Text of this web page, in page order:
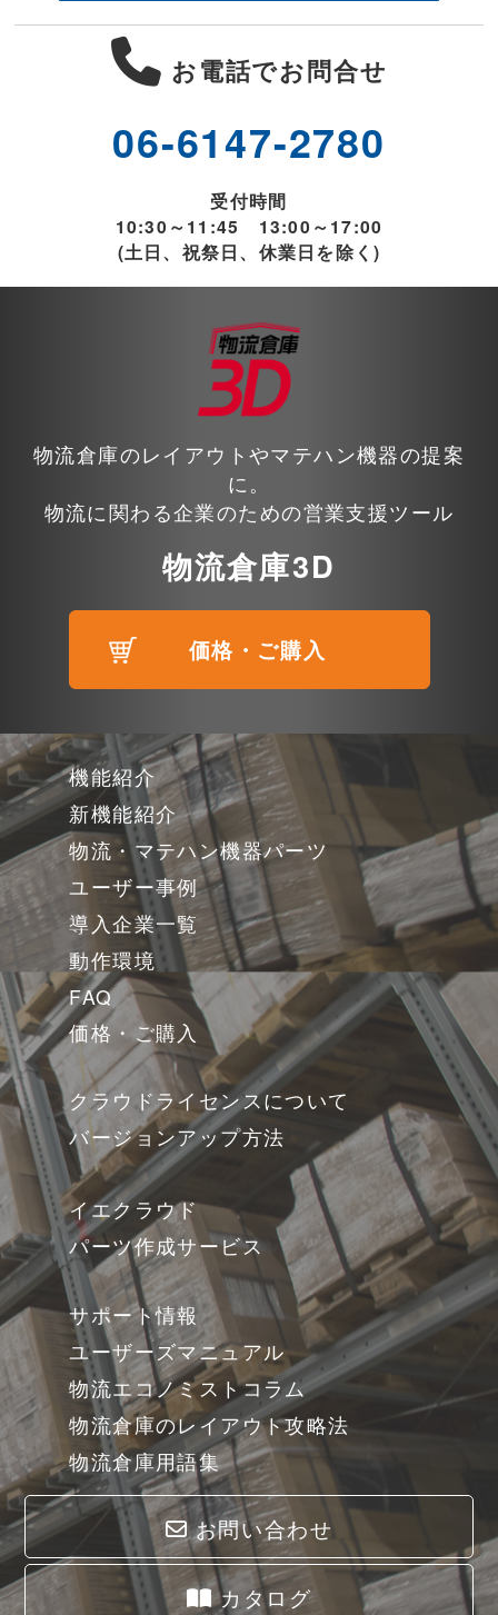
お電話でお問合せ
06-6147-2780
受付時間
10:30～11:45 13:00～17:00
(土日、祝祭日、休業日を除く)
物流倉庫のレイアウトやマテハン機器の提案
に。
物流に関わる企業のための営業支援ツール
物流倉庫3D
価格・ご購入
機能紹介
新機能紹介
物流・マテハン機器パーツ
ユーザー事例
導入企業一覧
動作環境
FAQ
価格・ご購入
クラウドライセンスについて
バージョンアップ方法
イエクラウド
パーツ作成サービス
サポート情報
ユーザーズマニュアル
物流エコノミストコラム
物流倉庫のレイアウト攻略法
物流倉庫用語集
お問い合わせ
カタログ